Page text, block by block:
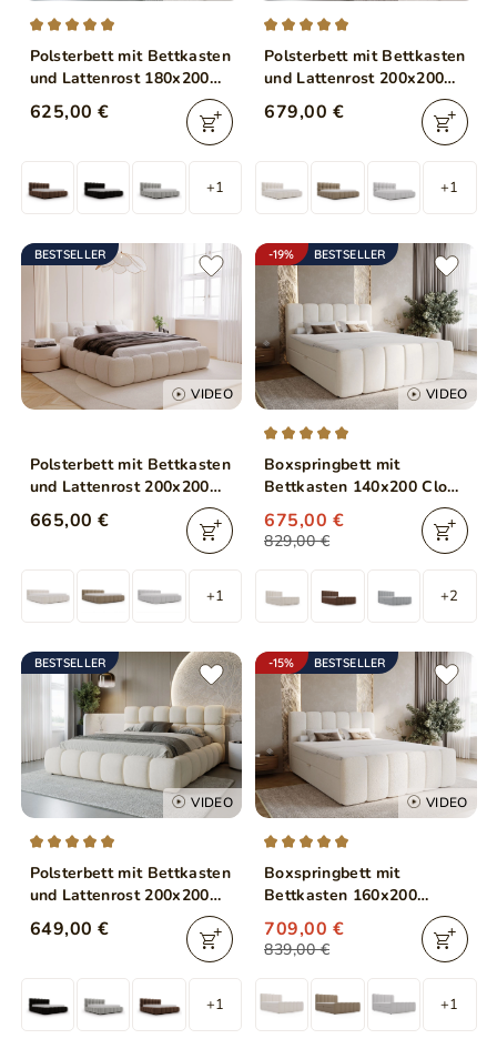
Polsterbett mit Bettkasten
und Lattenrost 180x200
Modo Beige
625,00 €
+1
Polsterbett mit Bettkasten
und Lattenrost 200x200
Modo aus Bouclé-Stoff
Beige
679,00 €
+1
BESTSELLER
VIDEO
Polsterbett mit Bettkasten
und Lattenrost 200x200
Cloud Low Bouclé-Stoff
Beige
665,00 €
+1
-19% BESTSELLER
VIDEO
Boxspringbett mit
Bettkasten 140x200 Cloud
Beige
829,00 €
675,00 €
+2
BESTSELLER
VIDEO
Polsterbett mit Bettkasten
und Lattenrost 200x200
Modo Beige
649,00 €
+1
-15% BESTSELLER
VIDEO
Boxspringbett mit
Bettkasten 160x200
Bouclé-Stoff Cloud Beige
839,00 €
709,00 €
+1